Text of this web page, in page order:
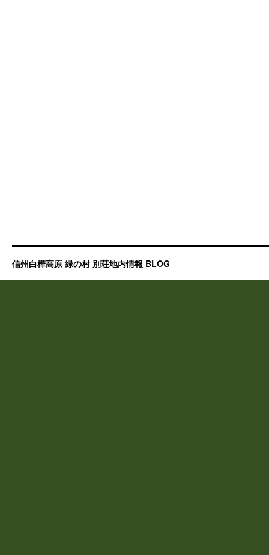
信州白樺高原 緑の村 別荘地内情報 BLOG